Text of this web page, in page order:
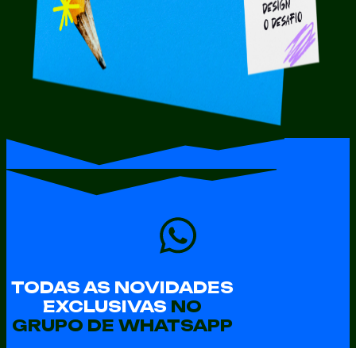
TODAS AS NOVIDADES
EXCLUSIVAS NO
GRUPO DE WHATSAPP